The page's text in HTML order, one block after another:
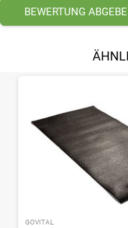
BEWERTUNG
GOVITAL